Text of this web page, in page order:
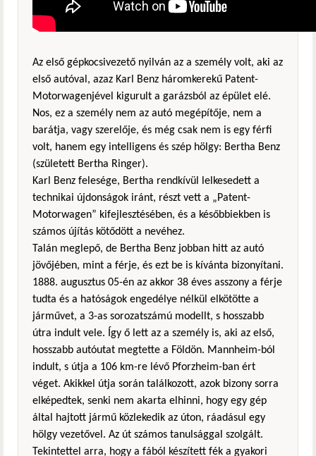
Az első gépkocsivezető nyilván az a személy volt, aki az
első autóval, azaz Karl Benz háromkerekű Patent-
Motorwagenjével kigurult a garázsból az épület elé.
Nos, ez a személy nem az autó megépítője, nem a
barátja, vagy szerelője, és még csak nem is egy férfi
volt, hanem egy intelligens és szép hölgy: Bertha Benz
(született Bertha Ringer).
Karl Benz felesége, Bertha rendkívül lelkesedett a
technikai újdonságok iránt, részt vett a „Patent-
Motorwagen” kifejlesztésében, és a későbbiekben is
számos újítás kötődött a nevéhez.
Talán meglepő, de Bertha Benz jobban hitt az autó
jövőjében, mint a férje, és ezt be is kívánta bizonyítani.
1888. augusztus 05-én az akkor 38 éves asszony a férje
tudta és a hatóságok engedélye nélkül elkötötte a
járművet, a 3-as sorozatszámú modellt, s hosszabb
útra indult vele. Így ő lett az a személy is, aki az első,
hosszabb autóutat megtette a Földön. Mannheim-ból
indult, s útja a 106 km-re lévő Pforzheim-ban ért
véget. Akikkel útja során találkozott, azok bizony sorra
elképedtek, senki nem akarta elhinni, hogy egy gép
által hajtott jármű közlekedik az úton, ráadásul egy
hölgy vezetővel. Az út számos tanulsággal szolgált.
Tekintettel arra, hogy a fából készített fék a gyakori